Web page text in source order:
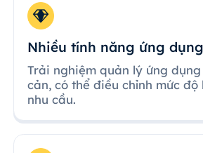
Nhiều tính năng ứng dụng
Trải nghiệm quản lý ứng
cản, có thể điều chỉnh mức
nhu cầu.